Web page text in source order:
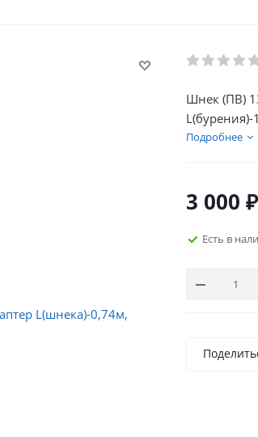
Шнек (ПВ)
L(бурения)-
Подробнее
3 000 ₽
Есть в